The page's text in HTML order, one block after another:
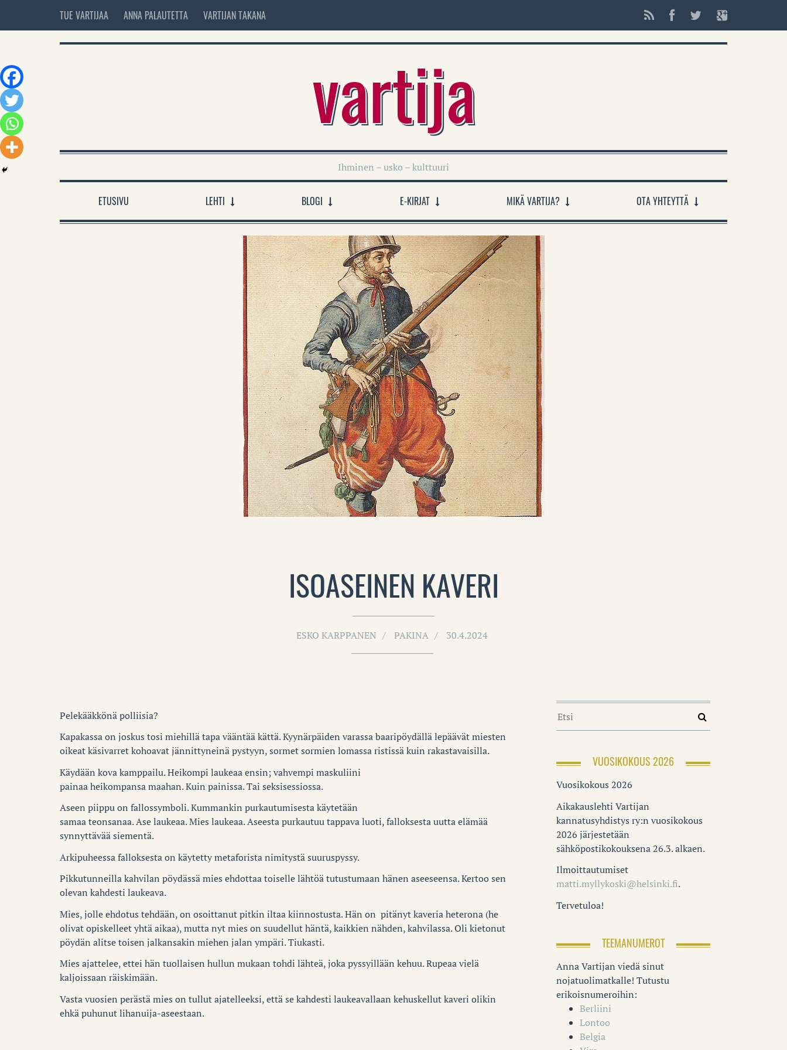
TUE VARTIJAA ANNA PALAUTETTA VARTIJAN TAKANA
vartija
Ihminen – usko – kulttuuri
ETUSIVU LEHTI BLOGI E-KIRJAT MIKÄ VARTIJA? OTA YHTEYTTÄ
ISOASEINEN KAVERI
ESKO KARPPANEN PAKINA 30.4.2024
Pelekääkkönä polliisia?
Kapakassa on joskus tosi miehillä tapa vääntää kättä. Kyynärpäiden varassa baaripöydällä lepäävät miesten
oikeat käsivarret kohoavat jännittyneinä pystyyn, sormet sormien lomassa ristissä kuin rakastavaisilla.
Käydään kova kamppailu. Heikompi laukeaa ensin; vahvempi maskuliini
painaa heikompansa maahan. Kuin painissa. Tai seksisessiossa.
Aseen piippu on fallossymboli. Kummankin purkautumisesta käytetään
samaa teonsanaa. Ase laukeaa. Mies laukeaa. Aseesta purkautuu tappava luoti, falloksesta uutta elämää
synnyttävää siementä.
Arkipuheessa falloksesta on käytetty metaforista nimitystä suuruspyssy.
Pikkutunneilla kahvilan pöydässä mies ehdottaa toiselle lähtöä tutustumaan hänen aseeseensa. Kertoo sen
olevan kahdesti laukeava.
Mies, jolle ehdotus tehdään, on osoittanut pitkin iltaa kiinnostusta. Hän on pitänyt kaveria heterona (he
olivat opiskelleet yhtä aikaa), mutta nyt mies on suudellut häntä, kaikkien nähden, kahvilassa. Oli kietonut
pöydän alitse toisen jalkansakin miehen jalan ympäri. Tiukasti.
Mies ajattelee, ettei hän tuollaisen hullun mukaan tohdi lähteä, joka pyssyillään kehuu. Rupeaa vielä
kaljoissaan räiskimään.
Vasta vuosien perästä mies on tullut ajatelleeksi, että se kahdesti laukeavallaan kehuskellut kaveri olikin
ehkä puhunut lihanuija-aseestaan.
VUOSIKOKOUS 2026
Vuosikokous 2026
Aikakauslehti Vartijan
kannatusyhdistys ry:n vuosikokous
2026 järjestetään
sähköpostikokouksena 26.3. alkaen.
Ilmoittautumiset
matti.myllykoski@helsinki.fi.
Tervetuloa!
TEEMANUMEROT
Anna Vartijan viedä sinut
nojatuolimatkalle! Tutustu
erikoisnumeroihin:
Berliini
Lontoo
Belgia